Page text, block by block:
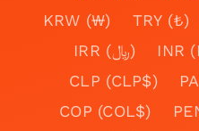
KRW (₩)
TRY (₺)
IRR (﷼)
INR
CLP (CLP$)
COP (COL$)